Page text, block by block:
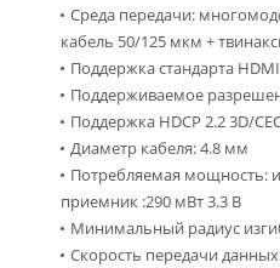
Среда передачи:
кабель 50/125 мкм +
Поддержка стандарта
Поддерживаемое
Поддержка HDCP 2.2 3D/
Диаметр кабеля: 4.8 мм
Потребляемая мощность:
приемник :290 мВт 3.3 В
Минимальный радиус
Скорость передачи